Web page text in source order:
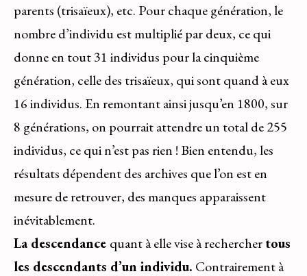
parents (trisaïeux), etc. Pour chaque génération, le
nombre d’individu est multiplié par deux, ce qui
donne en tout 31 individus pour la cinquième
génération, celle des trisaïeux, qui sont quand à eux
16 individus. En remontant ainsi jusqu’en 1800, sur
8 générations, on pourrait attendre un total de 255
individus, ce qui n’est pas rien ! Bien entendu, les
résultats dépendent des archives que l’on est en
mesure de retrouver, des manques apparaissent
inévitablement.
La descendance quant à elle vise à recherchertous
les descendants d’un individu. Contrairement à